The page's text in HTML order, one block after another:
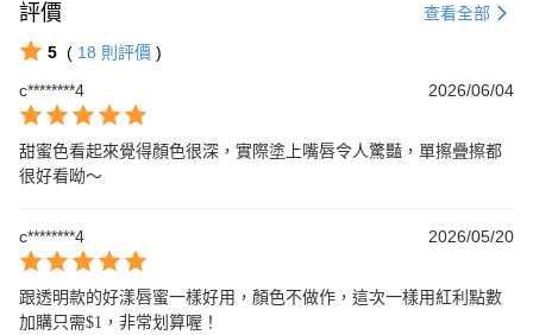
評價 查看全部
5 ( 18 則評價 )
c********4
2026/06/04
甜蜜色看起來覺得顏色很深，實際塗上嘴唇令人驚豔，單擦疊擦都
很好看呦～
c********4 2026/05/20
跟透明款的好漾唇蜜一樣好用，顏色不做作，這次一樣用紅利點數
加購只需$1，非常划算喔！